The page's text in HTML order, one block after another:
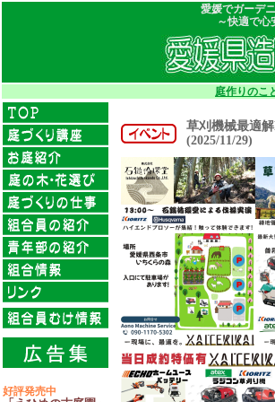
愛媛でガーデ
～快適で心
庭作りのこ
好評発売中
草刈機械最適
(2025/11/29)